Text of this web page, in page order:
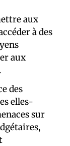
aux
à des
aux
des
elles-
sur